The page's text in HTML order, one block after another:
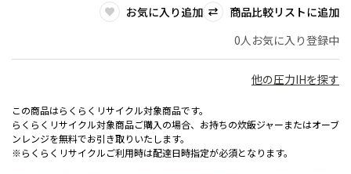
お気に入り追加
商品比較リストに追加
0人お気に入り登録中
他の圧力IHを探す
この商品はらくらくリサイクル対象商品です。
らくらくリサイクル対象商品ご購入の場合、お持ちの炊飯ジャーまたはオーブ
ンレンジを無料でお引き取りいたします。
※らくらくリサイクルご利用時は配達日時指定が必須となります。